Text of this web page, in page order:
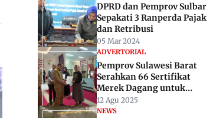
DPRD dan Pemprov Sulbar
Sepakati 3 Ranperda Pajak
dan Retribusi
05 Mar 2024
ADVERTORIAL
Pemprov Sulawesi Barat
Serahkan 66 Sertifikat
Merek Dagang untuk
UMKM
12 Agu 2025
NEWS